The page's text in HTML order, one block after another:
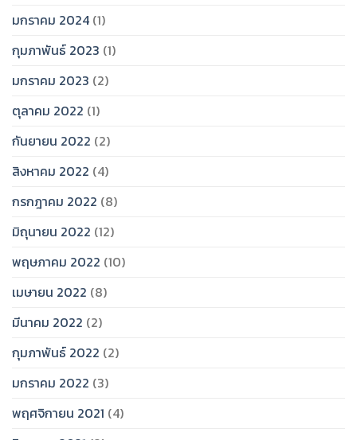
มกราคม 2024 (1)
กุมภาพันธ์ 2023 (1)
มกราคม 2023 (2)
ตุลาคม 2022 (1)
กันยายน 2022 (2)
สิงหาคม 2022 (4)
กรกฎาคม 2022 (8)
มิถุนายน 2022 (12)
พฤษภาคม 2022 (10)
เมษายน 2022 (8)
มีนาคม 2022 (2)
กุมภาพันธ์ 2022 (2)
มกราคม 2022 (3)
พฤศจิกายน 2021 (4)